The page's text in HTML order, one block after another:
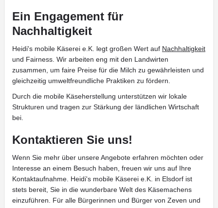
Ein Engagement für
Nachhaltigkeit
Heidi's mobile Käserei e.K. legt großen Wert auf Nachhaltigkeit
und Fairness. Wir arbeiten eng mit den Landwirten
zusammen, um faire Preise für die Milch zu gewährleisten und
gleichzeitig umweltfreundliche Praktiken zu fördern.
Durch die mobile Käseherstellung unterstützen wir lokale
Strukturen und tragen zur Stärkung der ländlichen Wirtschaft
bei.
Kontaktieren Sie uns!
Wenn Sie mehr über unsere Angebote erfahren möchten oder
Interesse an einem Besuch haben, freuen wir uns auf Ihre
Kontaktaufnahme. Heidi's mobile Käserei e.K. in Elsdorf ist
stets bereit, Sie in die wunderbare Welt des Käsemachens
einzuführen. Für alle Bürgerinnen und Bürger von Zeven und